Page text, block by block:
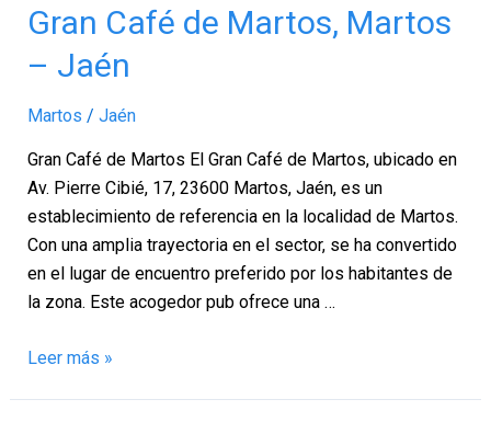
Gran Café de Martos, Martos
– Jaén
Martos / Jaén
Gran Café de Martos El Gran Café de Martos, ubicado en
Av. Pierre Cibié, 17, 23600 Martos, Jaén, es un
establecimiento de referencia en la localidad de Martos.
Con una amplia trayectoria en el sector, se ha convertido
en el lugar de encuentro preferido por los habitantes de
la zona. Este acogedor pub ofrece una …
Gran
Café
de
Martos
–
Jaén
Leer más »